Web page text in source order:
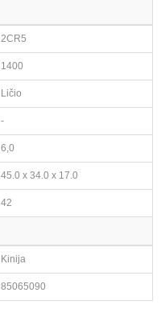
2CR5
1400
Ličio
-
6,0
45.0 x 34.0 x 17.0
42
Kinija
85065090